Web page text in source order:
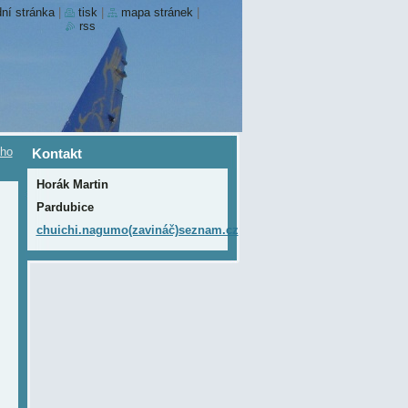
Kontakt
Horák Martin
Pardubice
chuichi.nagumo(zavináč)seznam.cz
stránka tisk mapa stránek
rss